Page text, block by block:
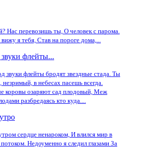
Нас перевозишь ты, О человек с парома.
я тебя, Став на пороге дома,...
флейты...
звуки флейты бродят звездные стада. Ты
незримый, в небесах пасешь всегда.
коровы озаряют сад плодовый, Меж
разбредаясь кто куда....
сердце ненароком, И влился мир в
Недоуменно я следил глазами За